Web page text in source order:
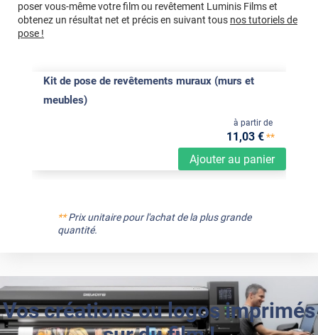
poser vous-même votre film ou revêtement Luminis Films et
obtenez un résultat net et précis en suivant tous nos tutoriels de
pose !
Kit de pose de revêtements muraux (murs et
meubles)
Ajouter au panier
à partir de
11,03 €**
**Prix unitaire pour l'achat de la plus grande
quantité.
Vos créations ou logos imprimés